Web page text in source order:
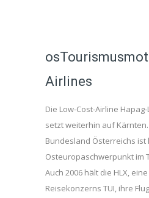
Airlines
Die Low-Cost-Airline
setzt weiterhin auf
Bundesland Österreichs ist
Osteuropaschwerpunkt im
Auch 2006 hält die HLX,
Reisekonzerns TUI, ihre